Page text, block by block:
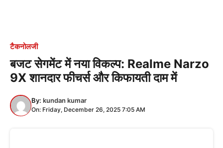
टैकनोलजी
बजट सेगमेंट में नया विकल्प: Realme Narzo
9X शानदार फीचर्स और किफायती दाम में
By: kundan kumar
On: Friday, December 26, 2025 7:05 AM